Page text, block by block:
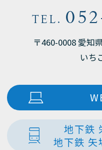
TEL.
〒460-0008 愛知
いち
地下鉄
地下鉄 矢